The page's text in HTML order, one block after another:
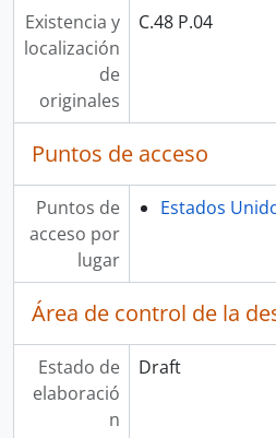
Existencia y
localización
de
originales
C.48 P.04
Puntos de acceso
Puntos de
acceso por
lugar
Estados
Área de control de la
Estado de
elaboració
n
Draft